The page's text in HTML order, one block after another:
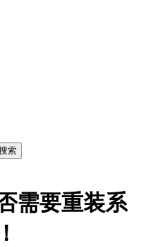
需要重装系